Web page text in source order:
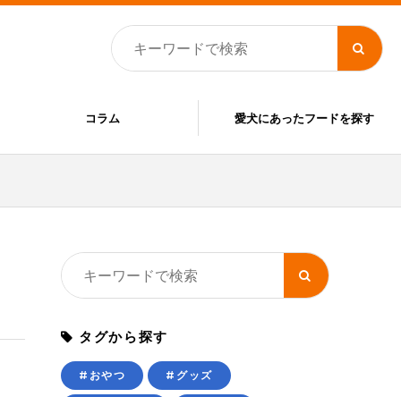
コラム 愛犬にあったフードを探す
タグから探す
#おやつ #グッズ